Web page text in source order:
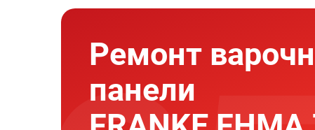
Ремонт
панели